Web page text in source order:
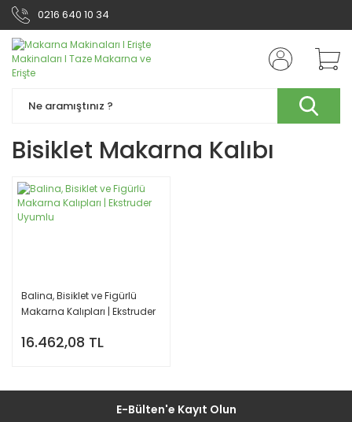
0216 640 10 34
Bisiklet Makarna Kalıbı
Balina, Bisiklet ve Figürlü
Makarna Kalıpları | Ekstruder
16.462,08 TL
E-Bülten'e Kayıt Olun